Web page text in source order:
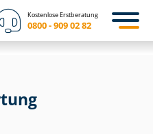
Kostenlose Erstberatung
0800 - 909 02 82